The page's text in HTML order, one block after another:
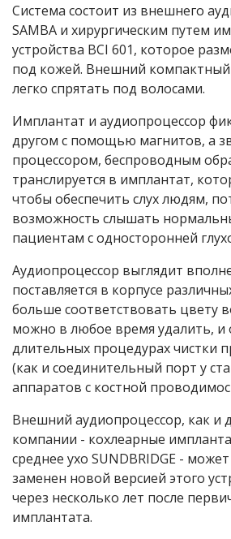
Система состоит из внешнего
SAMBA и хирургическим путем
устройства BCI 601, которое
под кожей. Внешний
легко спрятать под волосами.
Имплантат и аудиопроцессор
другом с помощью магнитов, а
процессором, беспроводным
транслируется в имплантат,
чтобы обеспечить слух людям,
возможность слышать
пациентам с односторонней
Аудиопроцессор выглядит
поставляется в корпусе
больше соответствовать цвету
можно в любое время удалить, и
длительных процедурах чистки
(как и соединительный порт у
аппаратов с костной
Внешний аудиопроцессор, как и
компании - кохлеарные
среднее ухо SUNDBRIDGE -
заменен новой версией этого
через несколько лет после
имплантата.